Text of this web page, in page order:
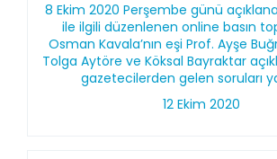
8 Ekim 2020 Perşembe günü
ile ilgili düzenlenen online basın
Osman Kavala’nın eşi Prof. Ayşe
Tolga Aytöre ve Köksal Bayraktar
gazetecilerden gelen soruları
12 Ekim 2020